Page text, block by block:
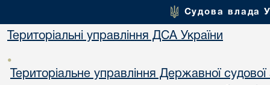
Судова влада
Територіальні управління ДСА України
•
Територіальне управління Державної судової